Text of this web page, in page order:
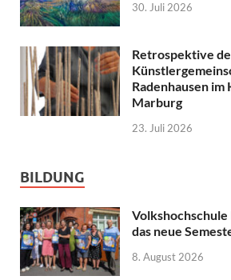
30. Juli 2026
Retrospektive
Radenhausen im
Marburg
23. Juli 2026
BILDUNG
das neue
8. August 2026